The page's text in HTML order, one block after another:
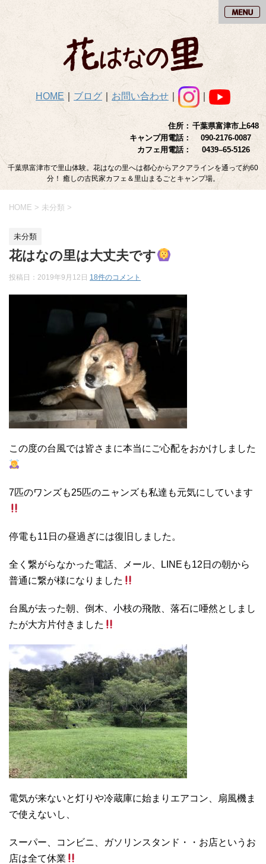
HOME ブログ お問い合わせ
住所： 千葉県富津市上648
キャンプ用電話：
090-2176-0087
カフェ用電話：
0439–65-5126
千葉県富津市で里山体験。花はなの里へは都心からアクアラインを通って約60
分！ 癒しの古民家カフェ＆里山まるごとキャンプ場。
HOME > 未分類 >
未分類
花はなの里は大丈夫です
投稿日： 2019年9月12日 18件のコメント
この度の台風では皆さまに本当にご心配をおかけしました
7匹のワンズも25匹のニャンズも私達も元気にしています
停電も11日の昼過ぎには復旧しました。
全く繋がらなかった電話、メール、LINEも12日の朝から
普通に繋が様になりました
台風が去った朝、倒木、小枝の飛散、落石に唖然としまし
たが大方片付きました
電気が来ないと灯りや冷蔵庫に始まりエアコン、扇風機ま
で使えないし、
スーパー、コンビニ、ガソリンスタンド・・お店というお
店は全て休業